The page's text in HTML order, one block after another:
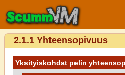
2.1.1 Yhteensopivuus
Yksityiskohdat pelin